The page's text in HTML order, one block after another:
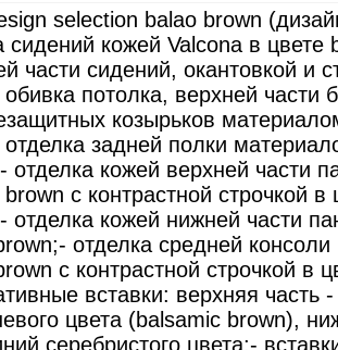
selection balao brown
сидений кожей Valcona в цвете
части сидений, окантовкой и
потолка, верхней части
козырьков
задней полки
отделка кожей верхней части
с контрастной строчкой
отделка кожей нижней части
отделка средней
с контрастной строчкой в
вставки: верхняя часть
цвета (balsamic brown),
серебристого цвета;-